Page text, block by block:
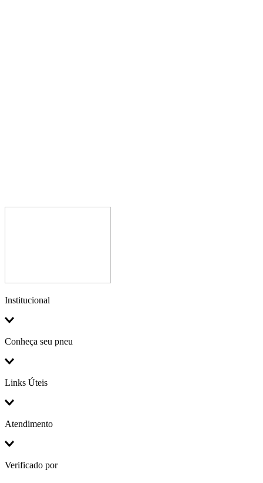
Institucional
Conheça seu pneu
Links Úteis
Atendimento
Verificado por